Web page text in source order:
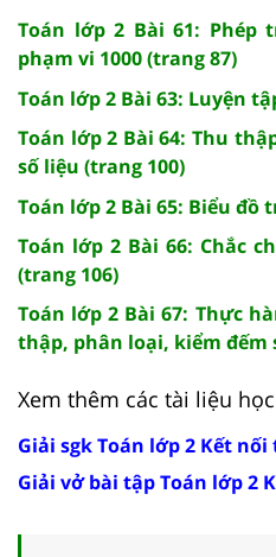
Toán lớp 2 Bài 61: Phép
phạm vi 1000 (trang 87)
Toán lớp 2 Bài 63: Luyện
Toán lớp 2 Bài 64: Thu
số liệu (trang 100)
Toán lớp 2 Bài 65: Biểu đồ
Toán lớp 2 Bài 66: Chắc
(trang 106)
Toán lớp 2 Bài 67: Thực
thập, phân loại, kiểm đếm
Xem thêm các tài liệu
Giải sgk Toán lớp 2 Kết
Giải vở bài tập Toán lớp 2